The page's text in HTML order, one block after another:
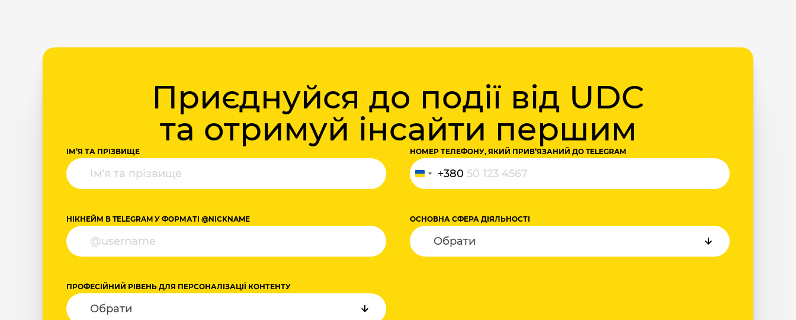
Приєднуйся до події від UDC
та отримуй інсайти першим
ІМ‘Я ТА ПРІЗВИЩЕ НОМЕР ТЕЛЕФОНУ, ЯКИЙ ПРИВ‘ЯЗАНИЙ ДО TELEGRAM
Україна
+380
+380
НІКНЕЙМ В TELEGRAM У ФОРМАТІ @NICKNAME ОСНОВНА СФЕРА ДІЯЛЬНОСТІ
ПРОФЕСІЙНИЙ РІВЕНЬ ДЛЯ ПЕРСОНАЛІЗАЦІЇ КОНТЕНТУ